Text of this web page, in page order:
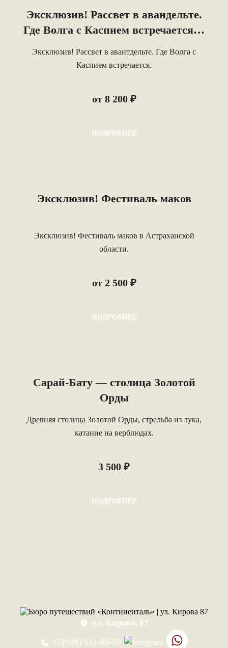
Эксклюзив! Рассвет в авандельте.
Где Волга с Каспием встречается…
Эксклюзив! Рассвет в авантдельте. Где Волга с
Каспием встречается.
от 8 200 ₽
ПОДРОБНЕЕ
Эксклюзив! Фестиваль маков
Эксклюзив! Фестиваль маков в Астраханской
области.
от 2 500 ₽
ПОДРОБНЕЕ
Сарай-Бату — столица Золотой
Орды
Древняя столица Золотой Орды, стрельба из лука,
катание на верблюдах.
3 500 ₽
ПОДРОБНЕЕ
ул. Кирова, 87
+7(908) 611-69-69